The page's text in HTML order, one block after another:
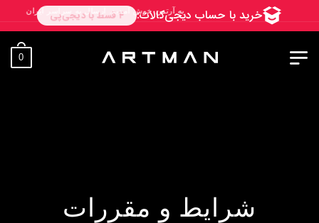
به آرتمن خوش آمدید. ارسال به سراسر ایران. 7 روز فرصت تست در منزل. 1 سال خدمات پس از فروش.
0
شرایط و مقررات